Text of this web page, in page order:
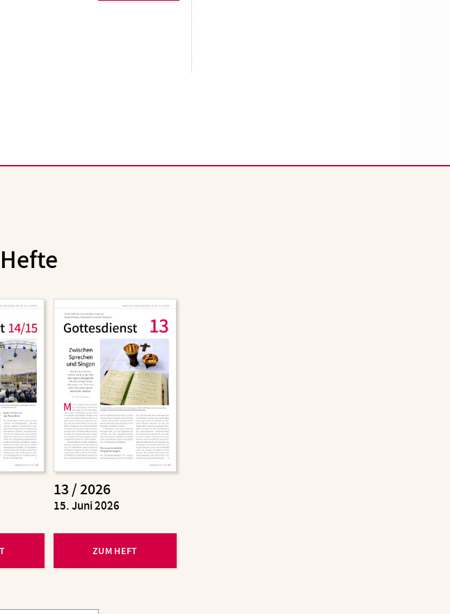
13 / 2026
:
15. Juni 2026
ZUM HEFT